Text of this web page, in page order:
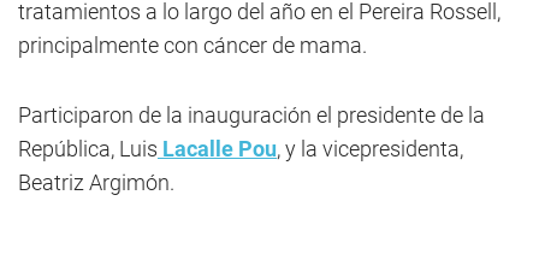
tratamientos a lo largo del año en el Pereira Rossell,
principalmente con cáncer de mama.
Participaron de la inauguración el presidente de la
República, Luis Lacalle Pou, y la vicepresidenta,
Beatriz Argimón.